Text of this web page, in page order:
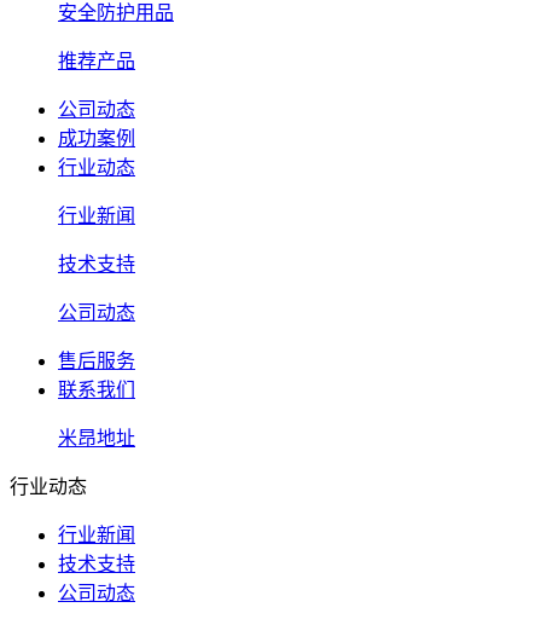
安全防护用品
推荐产品
公司动态
成功案例
行业动态
行业新闻
技术支持
公司动态
售后服务
联系我们
米昂地址
行业动态
行业新闻
技术支持
公司动态